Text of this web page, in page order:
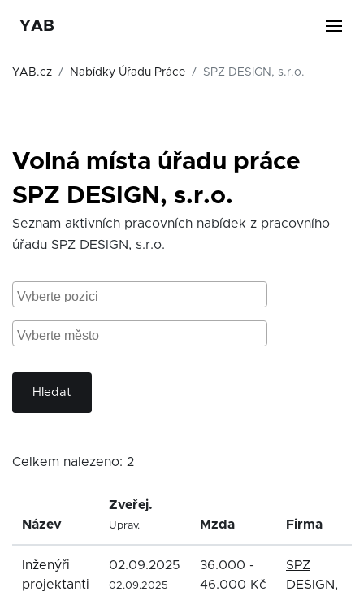
YAB
YAB.cz Nabídky Úřadu Práce SPZ DESIGN, s.r.o.
Volná místa úřadu práce
SPZ DESIGN, s.r.o.
Seznam aktivních pracovních nabídek z pracovního
úřadu SPZ DESIGN, s.r.o.
Hledat
Celkem nalezeno: 2
Název
Zveřej.
Uprav. Mzda Firma
Inženýři
projektanti
02.09.2025
02.09.2025
36.000 -
46.000 Kč
SPZ
DESIGN,